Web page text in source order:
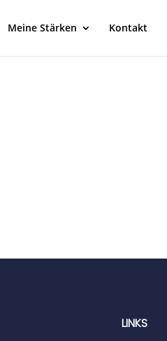
Meine Stärken Kontakt
LINKS